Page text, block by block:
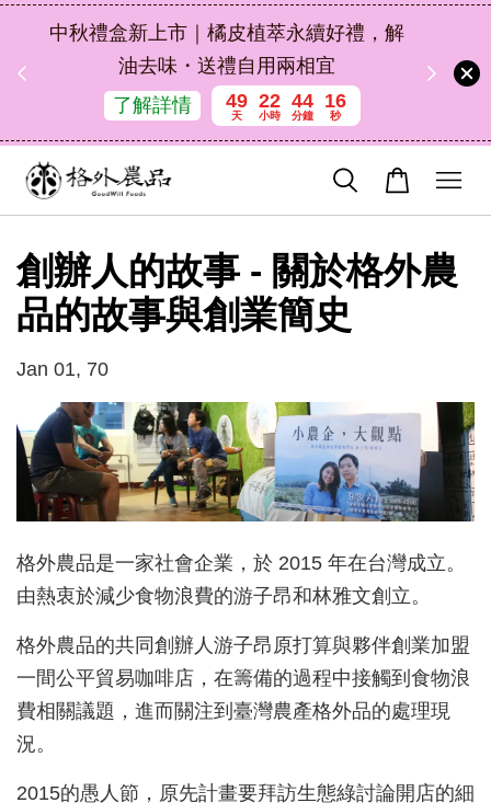
中秋禮盒新上市｜橘皮植萃永續好禮，解
油去味・送禮自用兩相宜
了解詳情
49
天
22
小時
44
分鐘
15
秒
創辦人的故事 - 關於格外農
品的故事與創業簡史
Jan 01, 70
格外農品是一家社會企業，於 2015 年在台灣成立。
由熱衷於減少食物浪費的游子昂和林雅文創立。
格外農品的共同創辦人游子昂原打算與夥伴創業加盟
一間公平貿易咖啡店，在籌備的過程中接觸到食物浪
費相關議題，進而關注到臺灣農產格外品的處理現
況。
2015的愚人節，原先計畫要拜訪生態綠討論開店的細